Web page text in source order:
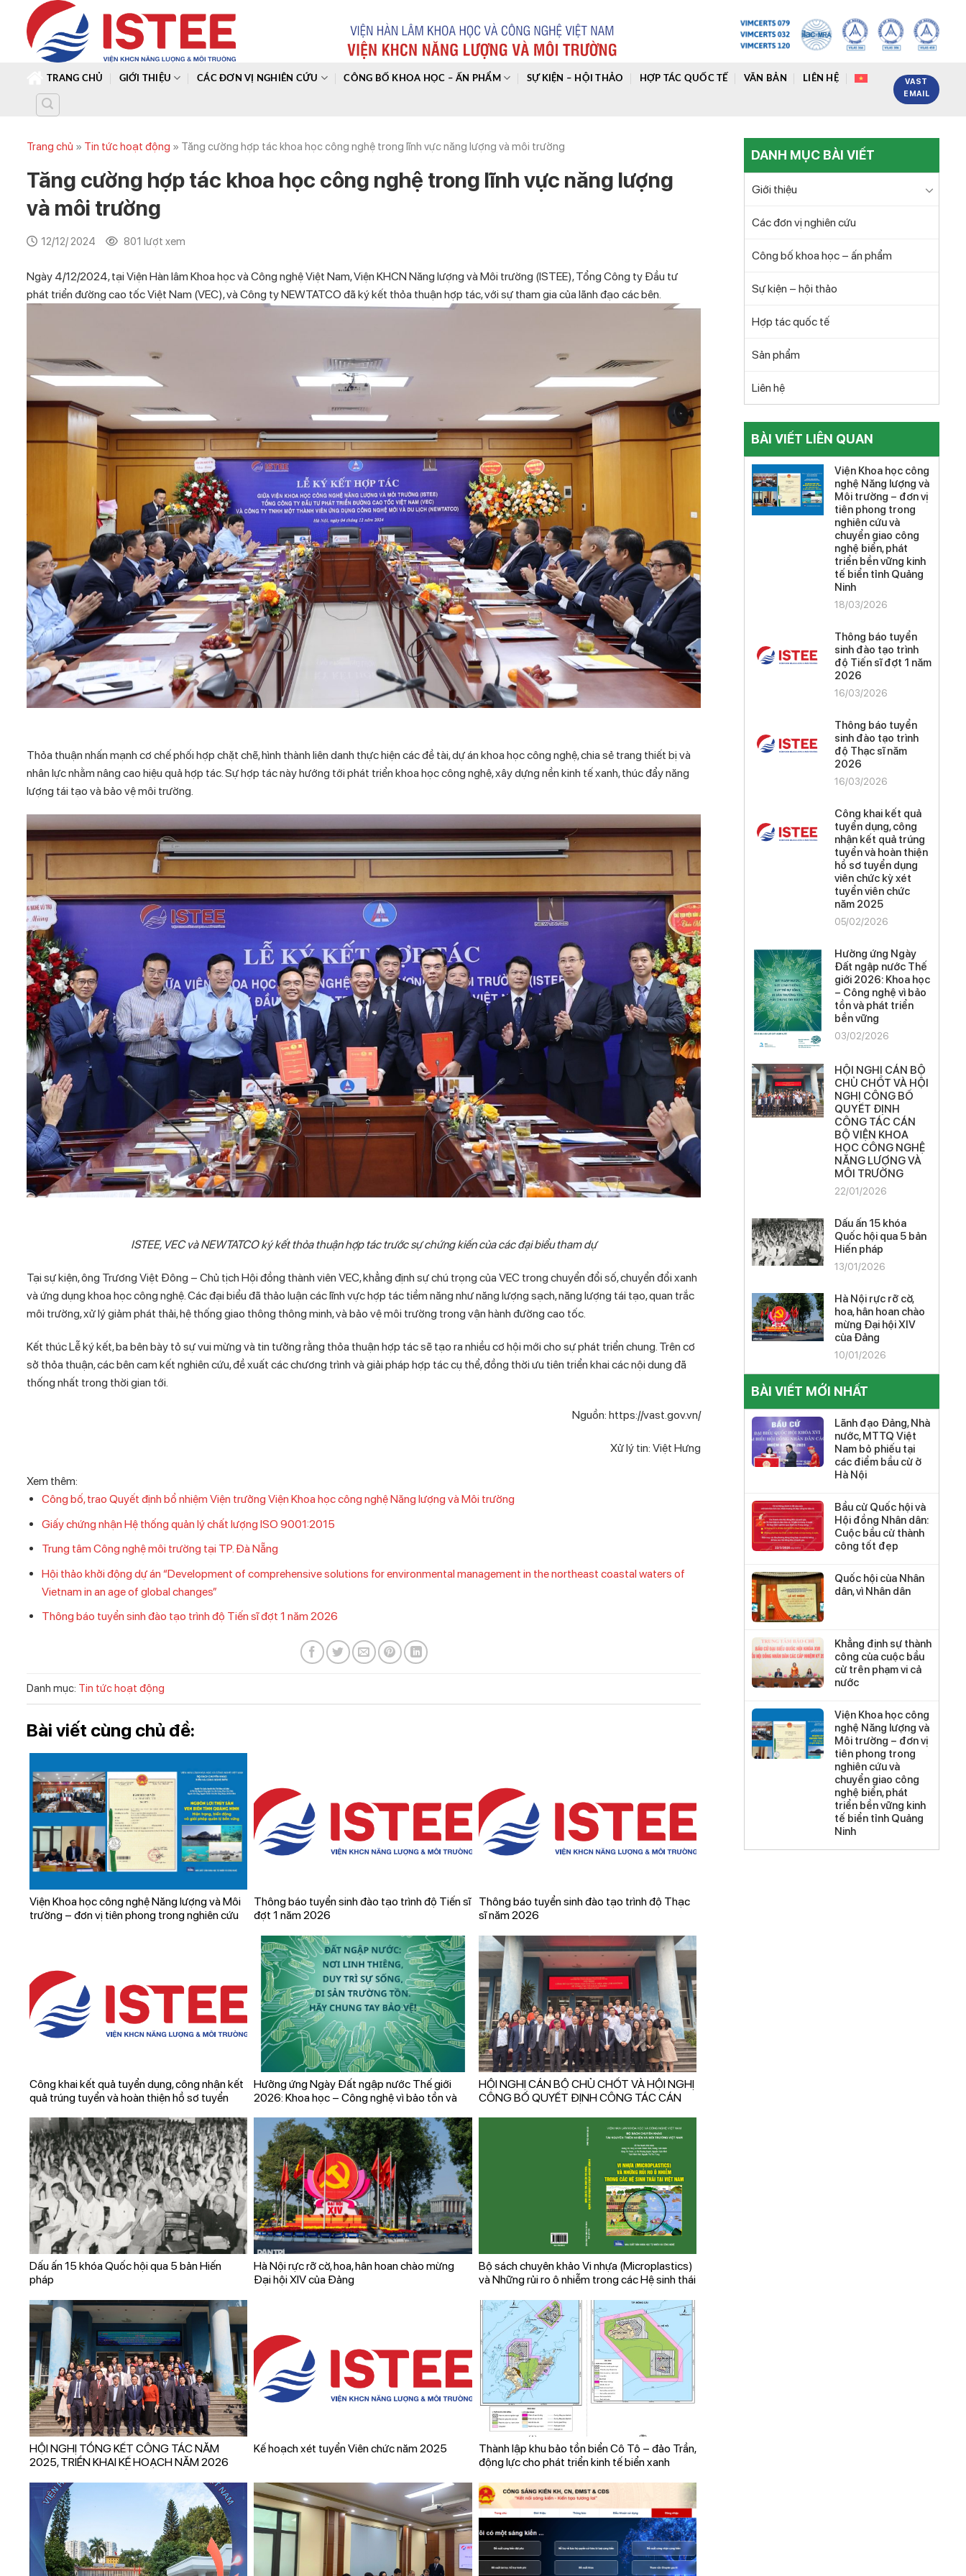
content
TRANG CHỦ GIỚI THIỆU CÁC ĐƠN VỊ NGHIÊN CỨU CÔNG BỐ KHOA HỌC – ẤN PHẨM SỰ KIỆN – HỘI THẢO HỢP TÁC QUỐC TẾ VĂN BẢN LIÊN HỆ
VAST
EMAIL
Trang chủ » Tin tức hoạt động » Tăng cường hợp tác khoa học công nghệ trong lĩnh vực năng lượng và môi trường
Tăng cường hợp tác khoa học công nghệ trong lĩnh vực năng lượng
và môi trường
12/12/ 2024 801 lượt xem
Ngày 4/12/2024, tại Viện Hàn lâm Khoa học và Công nghệ Việt Nam, Viện KHCN Năng lượng và Môi trường (ISTEE), Tổng Công ty Đầu tư
phát triển đường cao tốc Việt Nam (VEC), và Công ty NEWTATCO đã ký kết thỏa thuận hợp tác, với sự tham gia của lãnh đạo các bên.
Thỏa thuận nhấn mạnh cơ chế phối hợp chặt chẽ, hình thành liên danh thực hiện các đề tài, dự án khoa học công nghệ, chia sẻ trang thiết bị và
nhân lực nhằm nâng cao hiệu quả hợp tác. Sự hợp tác này hướng tới phát triển khoa học công nghệ, xây dựng nền kinh tế xanh, thúc đẩy năng
lượng tái tạo và bảo vệ môi trường.
ISTEE, VEC và NEWTATCO ký kết thỏa thuận hợp tác trước sự chứng kiến của các đại biểu tham dự
Tại sự kiện, ông Trương Việt Đông – Chủ tịch Hội đồng thành viên VEC, khẳng định sự chú trọng của VEC trong chuyển đổi số, chuyển đổi xanh
và ứng dụng khoa học công nghệ. Các đại biểu đã thảo luận các lĩnh vực hợp tác tiềm năng như năng lượng sạch, năng lượng tái tạo, quan trắc
môi trường, xử lý giảm phát thải, hệ thống giao thông thông minh, và bảo vệ môi trường trong vận hành đường cao tốc.
Kết thúc Lễ ký kết, ba bên bày tỏ sự vui mừng và tin tưởng rằng thỏa thuận hợp tác sẽ tạo ra nhiều cơ hội mới cho sự phát triển chung. Trên cơ
sở thỏa thuận, các bên cam kết nghiên cứu, đề xuất các chương trình và giải pháp hợp tác cụ thể, đồng thời ưu tiên triển khai các nội dung đã
thống nhất trong thời gian tới.
Nguồn: https://vast.gov.vn/
Xử lý tin: Việt Hưng
Xem thêm:
Công bố, trao Quyết định bổ nhiệm Viện trưởng Viện Khoa học công nghệ Năng lượng và Môi trường
Giấy chứng nhận Hệ thống quản lý chất lượng ISO 9001:2015
Trung tâm Công nghệ môi trường tại TP. Đà Nẵng
Hội thảo khởi động dự án “Development of comprehensive solutions for environmental management in the northeast coastal waters of
Vietnam in an age of global changes”
Thông báo tuyển sinh đào tạo trình độ Tiến sĩ đợt 1 năm 2026
Danh mục: Tin tức hoạt động
Bài viết cùng chủ đề:
Viện Khoa học công nghệ Năng lượng và Môi
trường – đơn vị tiên phong trong nghiên cứu
Thông báo tuyển sinh đào tạo trình độ Tiến sĩ
đợt 1 năm 2026
Thông báo tuyển sinh đào tạo trình độ Thạc
sĩ năm 2026
Công khai kết quả tuyển dụng, công nhận kết
quả trúng tuyển và hoàn thiện hồ sơ tuyển
2025
Hưởng ứng Ngày Đất ngập nước Thế giới
2026: Khoa học – Công nghệ vì bảo tồn và
HỘI NGHỊ CÁN BỘ CHỦ CHỐT VÀ HỘI NGHỊ
CÔNG BỐ QUYẾT ĐỊNH CÔNG TÁC CÁN
LƯỢNG VÀ MÔI TRƯỜNG
Dấu ấn 15 khóa Quốc hội qua 5 bản Hiến
pháp
Hà Nội rực rỡ cờ, hoa, hân hoan chào mừng
Đại hội XIV của Đảng
Bộ sách chuyên khảo Vi nhựa (Microplastics)
và Những rủi ro ô nhiễm trong các Hệ sinh thái
HỘI NGHỊ TỔNG KẾT CÔNG TÁC NĂM
2025, TRIỂN KHAI KẾ HOẠCH NĂM 2026
NHẬN BẰNG KHEN CỦA CHỦ TỊCH UBND
TỈNH QUẢNG NINH
Kế hoạch xét tuyển Viên chức năm 2025
Thành lập khu bảo tồn biển Cô Tô – đảo Trần,
động lực cho phát triển kinh tế biển xanh
DANH MỤC BÀI VIẾT
Giới thiệu
Các đơn vị nghiên cứu
Công bố khoa học – ấn phẩm
Sự kiện – hội thảo
Hợp tác quốc tế
Sản phẩm
Liên hệ
BÀI VIẾT LIÊN QUAN
Viện Khoa học công
nghệ Năng lượng và
Môi trường – đơn vị
tiên phong trong
nghiên cứu và
chuyển giao công
nghệ biển, phát
triển bền vững kinh
tế biển tỉnh Quảng
Ninh
18/03/2026
Thông báo tuyển
sinh đào tạo trình
độ Tiến sĩ đợt 1 năm
2026
16/03/2026
Thông báo tuyển
sinh đào tạo trình
độ Thạc sĩ năm
2026
16/03/2026
Công khai kết quả
tuyển dụng, công
nhận kết quả trúng
tuyển và hoàn thiện
hồ sơ tuyển dụng
viên chức kỳ xét
tuyển viên chức
năm 2025
05/02/2026
Hưởng ứng Ngày
Đất ngập nước Thế
giới 2026: Khoa học
– Công nghệ vì bảo
tồn và phát triển
bền vững
03/02/2026
HỘI NGHỊ CÁN BỘ
CHỦ CHỐT VÀ HỘI
NGHỊ CÔNG BỐ
QUYẾT ĐỊNH
CÔNG TÁC CÁN
BỘ VIỆN KHOA
HỌC CÔNG NGHỆ
NĂNG LƯỢNG VÀ
MÔI TRƯỜNG
22/01/2026
Dấu ấn 15 khóa
Quốc hội qua 5 bản
Hiến pháp
13/01/2026
Hà Nội rực rỡ cờ,
hoa, hân hoan chào
mừng Đại hội XIV
của Đảng
10/01/2026
BÀI VIẾT MỚI NHẤT
Lãnh đạo Đảng, Nhà
nước, MTTQ Việt
Nam bỏ phiếu tại
các điểm bầu cử ở
Hà Nội
Bầu cử Quốc hội và
Hội đồng Nhân dân:
Cuộc bầu cử thành
công tốt đẹp
Quốc hội của Nhân
dân, vì Nhân dân
Khẳng định sự thành
công của cuộc bầu
cử trên phạm vi cả
nước
Viện Khoa học công
nghệ Năng lượng và
Môi trường – đơn vị
tiên phong trong
nghiên cứu và
chuyển giao công
nghệ biển, phát
triển bền vững kinh
tế biển tỉnh Quảng
Ninh